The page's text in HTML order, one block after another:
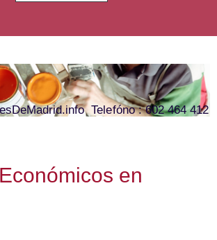
Telefóno : 602 464 412
en